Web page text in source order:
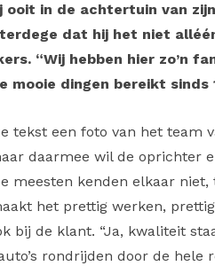
in de achtertuin van
dat hij het niet
“Wij hebben hier zo’n
mooie dingen bereikt
een foto van het team
daarmee wil de oprichter
meesten kenden elkaar
het prettig werken,
bij de klant. “Ja, kwaliteit
rondrijden door de hele